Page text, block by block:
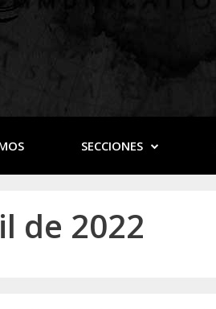
SECCIONES
de 2022